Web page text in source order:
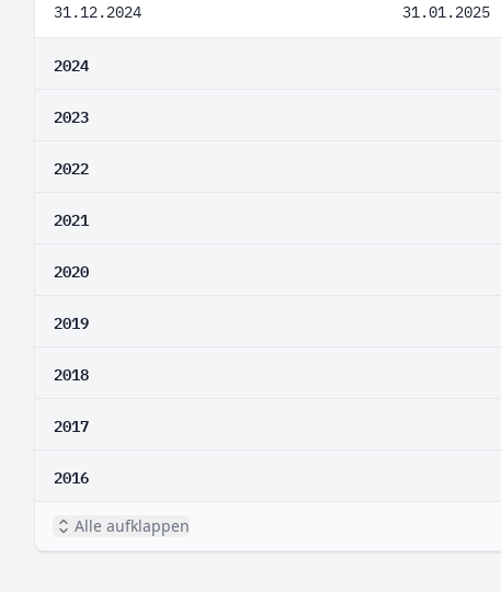
31.12.2024 31.01.2025
2024
2023
2022
2021
2020
2019
2018
2017
2016
Alle aufklappen